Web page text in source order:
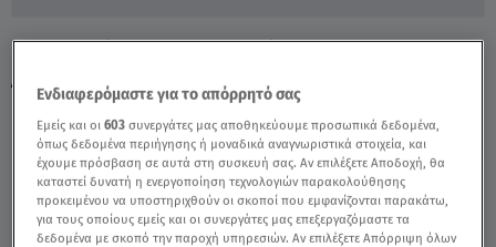
Λοιμωξιολόγοι - Video
Ενδιαφερόμαστε για το απόρρητό σας
Εμείς και οι603 συνεργάτες μας αποθηκεύουμε προσωπικά δεδομένα,
όπως δεδομένα περιήγησης ή μοναδικά αναγνωριστικά στοιχεία, και
έχουμε πρόσβαση σε αυτά στη συσκευή σας. Αν επιλέξετε Αποδοχή, θα
καταστεί δυνατή η ενεργοποίηση τεχνολογιών παρακολούθησης
προκειμένου να υποστηριχθούν οι σκοποί που εμφανίζονται παρακάτω,
για τους οποίους εμείς και οι συνεργάτες μας επεξεργαζόμαστε τα
δεδομένα με σκοπό την παροχή υπηρεσιών. Αν επιλέξετε Απόρριψη όλων